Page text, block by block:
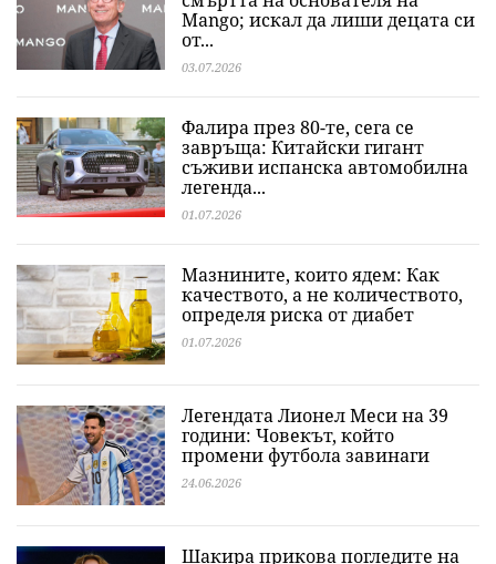
Mango; искал да лиши децата си
от...
03.07.2026
Фалира през 80-те, сега се
завръща: Китайски гигант
съживи испанска автомобилна
легенда...
01.07.2026
Мазнините, които ядем: Как
качеството, а не количеството,
определя риска от диабет
01.07.2026
Легендата Лионел Меси на 39
години: Човекът, който
промени футбола завинаги
24.06.2026
Шакира прикова погледите на